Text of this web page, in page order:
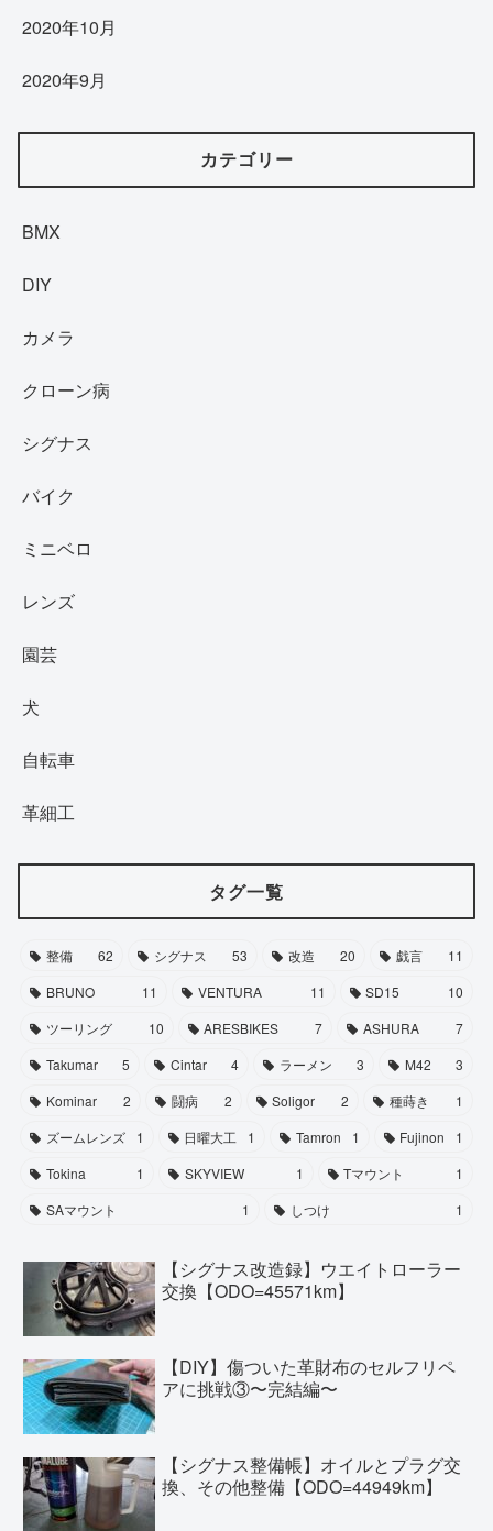
2020年10月
2020年9月
カテゴリー
BMX
DIY
カメラ
クローン病
シグナス
バイク
ミニベロ
レンズ
園芸
犬
自転車
革細工
タグ一覧
整備 62 シグナス 53 改造 20 戯言
11
BRUNO
11 VENTURA 11 SD15
10
ツーリング
10 ARESBIKES 7 ASHURA
7
Takumar
5 Cintar 4 ラーメン 3 M42
3
Kominar
2 闘病 2 Soligor 2 種蒔き
1
ズームレンズ
1 日曜大工 1 Tamron 1 Fujinon
1
Tokina
1 SKYVIEW 1 Tマウント
1
SAマウント
1 しつけ 1
【シグナス改造録】ウエイトローラー
交換【ODO=45571km】
【DIY】傷ついた革財布のセルフリペ
アに挑戦③〜完結編〜
【シグナス整備帳】オイルとプラグ交
換、その他整備【ODO=44949km】